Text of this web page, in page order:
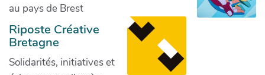
au pays de Brest
Riposte Créative
Bretagne
Solidarités, initiatives et